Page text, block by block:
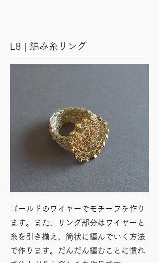
L8 | 編み糸リング
ゴールドのワイヤーでモチーフを作り
ます。また、リング部分はワイヤーと
糸を引き揃え、筒状に編んでいく方法
で作ります。だんだん編むことに慣れ